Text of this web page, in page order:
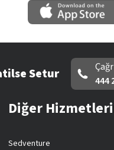
Setur
444
Diğer
Sedventure